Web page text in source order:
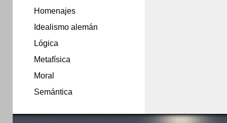
Homenajes
Idealismo alemán
Lógica
Metafísica
Moral
Semántica